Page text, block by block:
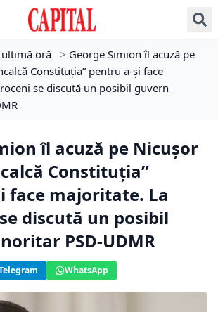
oră > George Simion îl acuză pe
Constituția” pentru a-și face
se discută un posibil guvern
îl acuză pe Nicușor
Constituția”
face majoritate. La
discută un posibil
PSD-UDMR
WhatsApp